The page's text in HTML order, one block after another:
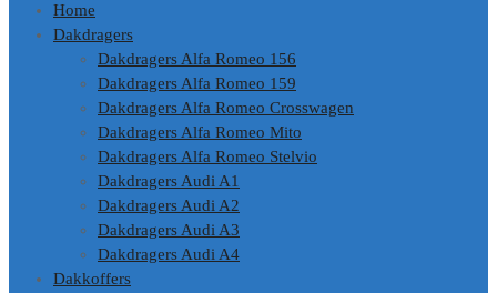
Home
Dakdragers
Dakdragers Alfa Romeo 156
Dakdragers Alfa Romeo 159
Dakdragers Alfa Romeo Crosswagen
Dakdragers Alfa Romeo Mito
Dakdragers Alfa Romeo Stelvio
Dakdragers Audi A1
Dakdragers Audi A2
Dakdragers Audi A3
Dakdragers Audi A4
Dakkoffers